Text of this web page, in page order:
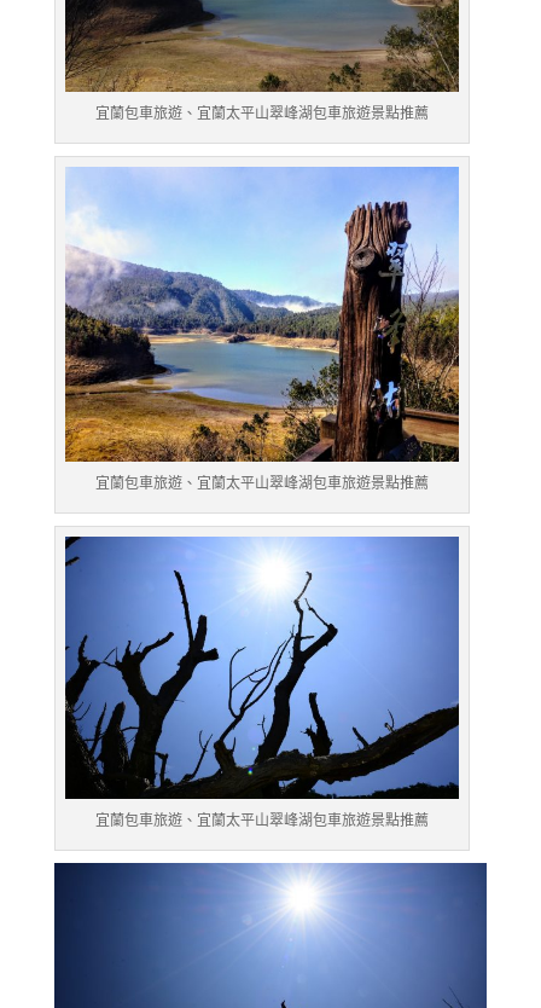
宜蘭包車旅遊、宜蘭太平山翠峰湖包車旅遊景點推薦
宜蘭包車旅遊、宜蘭太平山翠峰湖包車旅遊景點推薦
宜蘭包車旅遊、宜蘭太平山翠峰湖包車旅遊景點推薦